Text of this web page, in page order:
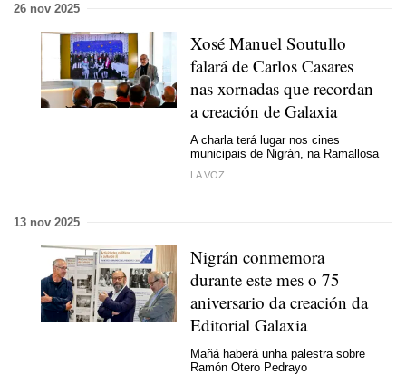
26 nov 2025
Xosé Manuel Soutullo
falará de Carlos Casares
nas xornadas que recordan
a creación de Galaxia
A charla terá lugar nos cines
municipais de Nigrán, na Ramallosa
LA VOZ
13 nov 2025
Nigrán conmemora
durante este mes o 75
aniversario da creación da
Editorial Galaxia
Mañá haberá unha palestra sobre
Ramón Otero Pedrayo